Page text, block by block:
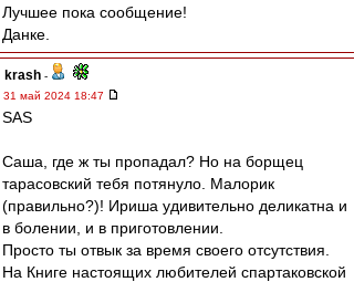
Лучшее пока сообщение!
Данке.
krash -
31 май 2024 18:47
SAS
Саша, где ж ты пропадал? Но на борщец
тарасовский тебя потянуло. Малорик
(правильно?)! Ириша удивительно деликатна и
в болении, и в приготовлении.
Просто ты отвык за время своего отсутствия.
На Книге настоящих любителей спартаковской